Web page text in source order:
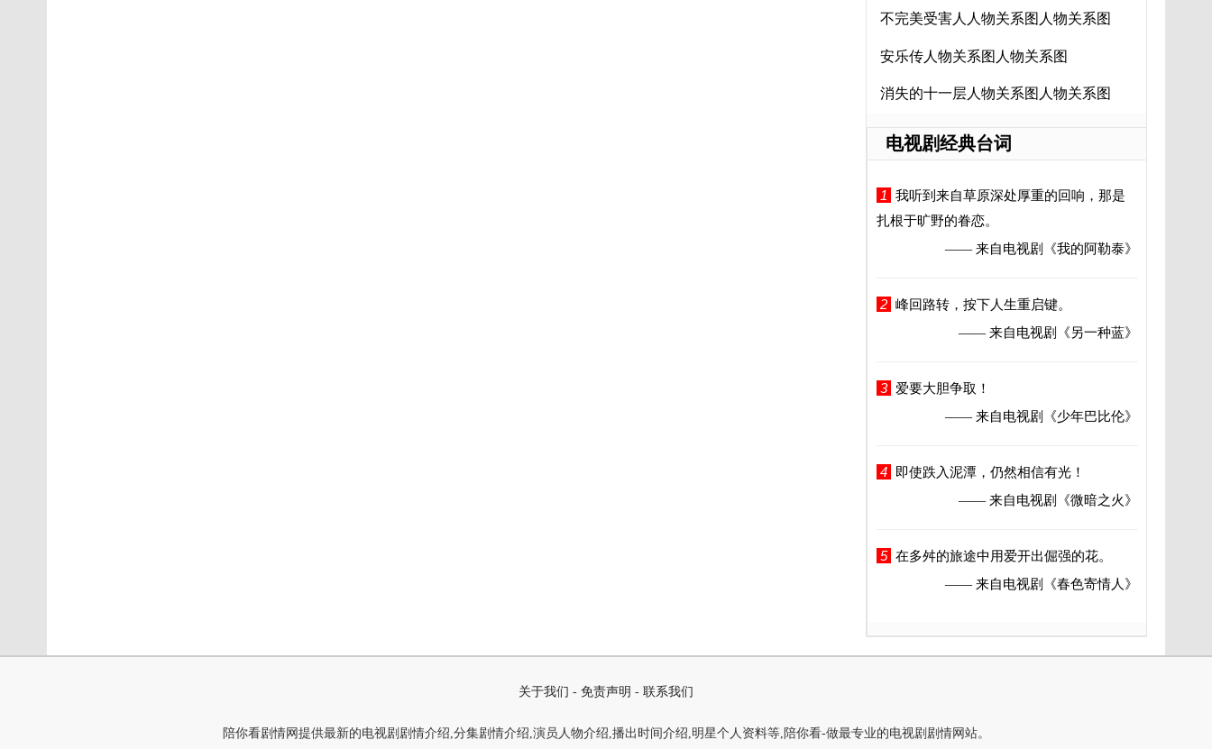
不完美受害人人物关系图人物关系图
安乐传人物关系图人物关系图
消失的十一层人物关系图人物关系图
电视剧经典台词
1
我听到来自草原深处厚重的回响，那是
扎根于旷野的眷恋。
—— 来自电视剧
《我的阿勒泰》
2 峰回路转，按下人生重启键。
—— 来自电视剧
《另一种蓝》
3
爱要大胆争取！
—— 来自电视剧
《少年巴比伦》
4
即使跌入泥潭，仍然相信有光！
—— 来自电视剧
《微暗之火》
5 在多舛的旅途中用爱开出倔强的花。
—— 来自电视剧
《春色寄情人》
关于我们 - 免责声明 - 联系我们
陪你看剧情网提供最新的电视剧剧情介绍,分集剧情介绍,演员人物介绍,播出时间介绍,明星个人资料等,陪你看-做最专业的电视剧剧情网站。